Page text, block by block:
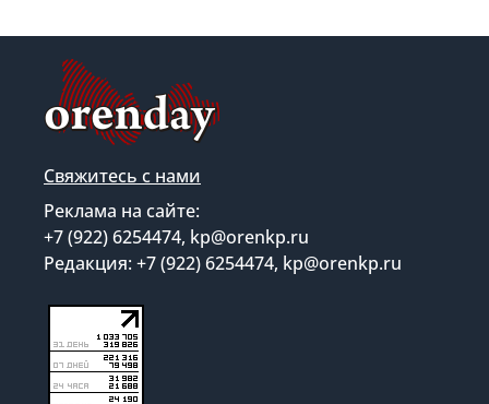
Свяжитесь с нами
Реклама на сайте:
+7 (922) 6254474, kp@orenkp.ru
Редакция: +7 (922) 6254474, kp@orenkp.ru